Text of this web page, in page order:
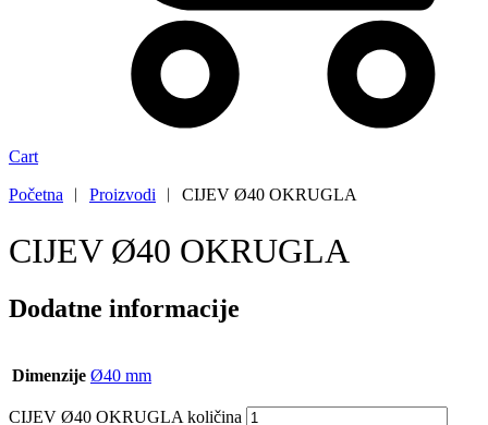
Cart
Početna ︱ Proizvodi ︱ CIJEV Ø40 OKRUGLA
CIJEV Ø40 OKRUGLA
Dodatne informacije
Dimenzije Ø40 mm
CIJEV Ø40 OKRUGLA količina